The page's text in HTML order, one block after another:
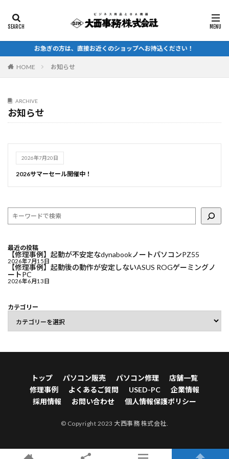
お急ぎの方は、直接お近くのショップへお持込ください！
HOME お知らせ
ARCHIVE
お知らせ
2026年7月20日
2026サマーセール開催中！
最近の投稿
【修理事例】起動が不安定なdynabookノートパソコンPZ55
2026年7月15日
【修理事例】起動後の動作が安定しないASUS ROGゲーミングノ
ートPC
2026年6月13日
カテゴリー
トップ パソコン販売 パソコン修理
店舗一覧
修理事例
よくあるご質問 USED-PC
企業情報
採用情報
お問い合わせ 個人情報保護ポリシー
© Copyright 2023 大西事務 株式会社.
カテゴリー